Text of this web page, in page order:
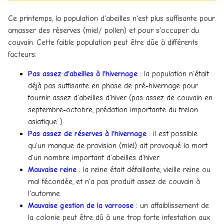
Ce printemps, la population d'abeilles n'est plus suffisante pour
amasser des réserves (miel/ pollen) et pour s'occuper du
couvain. Cette faible population peut être dûe à différents
facteurs:
Pas assez d'abeilles à l'hivernage : la population n'était
déjà pas suffisante en phase de pré-hivernage pour
fournir assez d'abeilles d'hiver (pas assez de couvain en
septembre-octobre, prédation importante du frelon
asiatique...).
Pas assez de réserves à l'hivernage : il est possible
qu'un manque de provision (miel) ait provoqué la mort
d'un nombre important d'abeilles d'hiver.
Mauvaise reine : la reine était défaillante, vieille reine ou
mal fécondée, et n'a pas produit assez de couvain à
l'automne.
Mauvaise gestion de la varroose : un affaiblissement de
la colonie peut être dû à une trop forte infestation aux